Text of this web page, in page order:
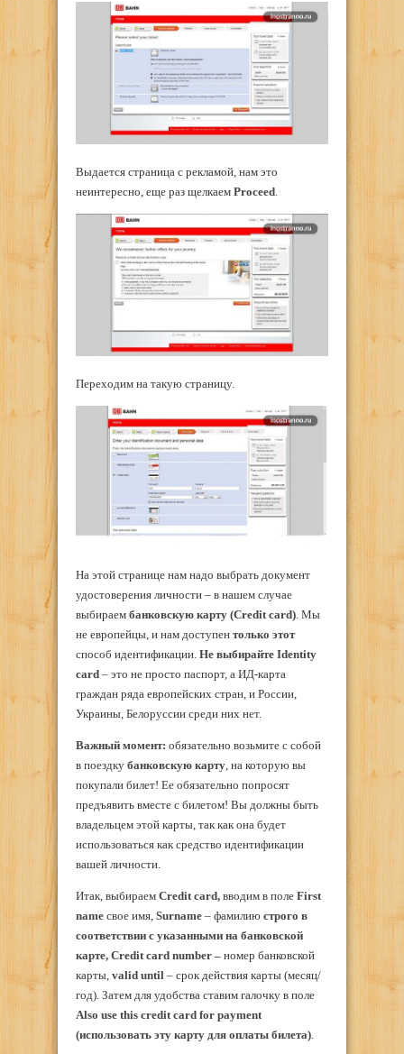
Выдается страница с рекламой, нам это
неинтересно, еще раз щелкаем Proceed.
Переходим на такую страницу.
На этой странице нам надо выбрать документ
удостоверения личности – в нашем случае
выбираем банковскую карту (Credit card). Мы
не европейцы, и нам доступен только этот
способ идентификации. Не выбирайте Identity
card – это не просто паспорт, а ИД-карта
граждан ряда европейских стран, и России,
Украины, Белоруссии среди них нет.
Важный момент: обязательно возьмите с собой
в поездку банковскую карту, на которую вы
покупали билет! Ее обязательно попросят
предъявить вместе с билетом! Вы должны быть
владельцем этой карты, так как она будет
использоваться как средство идентификации
вашей личности.
Итак, выбираем Credit card, вводим в поле First
name свое имя, Surname – фамилию строго в
соответствии с указанными на банковской
карте, Credit card number – номер банковской
карты, valid until – срок действия карты (месяц/
год). Затем для удобства ставим галочку в поле
Also use this credit card for payment
(использовать эту карту для оплаты билета).